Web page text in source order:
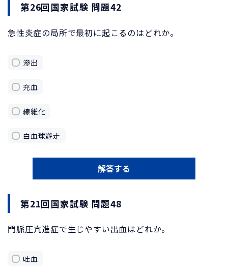
第26回国家試験 問題42
急性炎症の局所で最初に起こるのはどれか。
滲出
充血
線維化
白血球遊走
解答する
第21回国家試験 問題48
門脈圧亢進症で生じやすい出血はどれか。
吐血